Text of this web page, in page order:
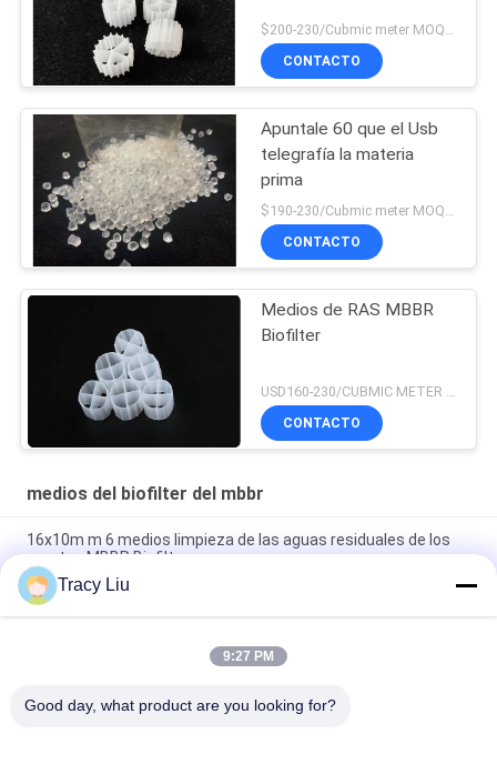
$200-230/Cubmic meter MOQ:1CubmicMeter
CONTACTO
Apuntale 60 que el Usb
telegrafía la materia
prima
CONTACTO
Medios de RAS MBBR
Biofilter
CONTACTO
medios del biofilter del mbbr
16x10m m 6 medios limpieza de las aguas residuales de los
cuartos MBBR Biofilter
superficie de la bio charca del filtro de la acuicultura de 25X4m
m
Medios HDPE estupendo de la Virgen de la descarburización
Tracy Liu
9:27 PM
Good day, what product are you looking for?